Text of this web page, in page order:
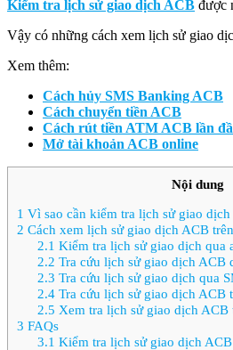
Kiểm tra lịch sử giao dịch ACB được
Vậy có những cách xem lịch sử giao
Xem thêm:
Cách hủy SMS Banking ACB
Cách chuyển tiền ACB
Cách rút tiền ATM ACB lần
Mở tài khoản ACB online
Nội dung
1 Vì sao cần kiểm tra lịch sử giao
2 Cách xem lịch sử giao dịch ACB
2.1 Kiểm tra lịch sử giao dịch qua
2.2 Tra cứu lịch sử giao dịch ACB
2.3 Tra cứu lịch sử giao dịch qua
2.4Tra cứu lịch sử giao dịch ACB
2.5 Xem tra lịch sử giao dịch ACB
3 FAQs
3.1 Kiểm tra lịch sử giao dịch